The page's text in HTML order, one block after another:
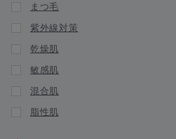
LA ROCHE POSAY（ラ ロッシュ
ゼ）
新商品が入荷されました
Lekarka・DREX（レカルカ）
LipoVit（リポビット）
新商品が入荷されました
まつ毛
紫外線対策
乾燥肌
敏感肌
混合肌
脂性肌